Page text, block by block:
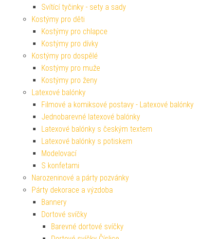
Svítící tyčinky - sety a sady
Kostýmy pro děti
Kostýmy pro chlapce
Kostýmy pro dívky
Kostýmy pro dospělé
Kostýmy pro muže
Kostýmy pro ženy
Latexové balónky
Filmové a komiksové postavy - Latexové balónky
Jednobarevné latexové balónky
Latexové balónky s českým textem
Latexové balónky s potiskem
Modelovací
S konfetami
Narozeninové a párty pozvánky
Párty dekorace a výzdoba
Bannery
Dortové svíčky
Barevné dortové svíčky